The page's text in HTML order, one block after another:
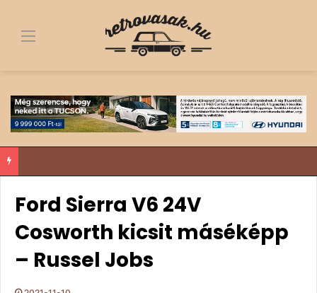
Menü
Ford Sierra V6 24V
Cosworth kicsit máséképp
– Russel Jobs